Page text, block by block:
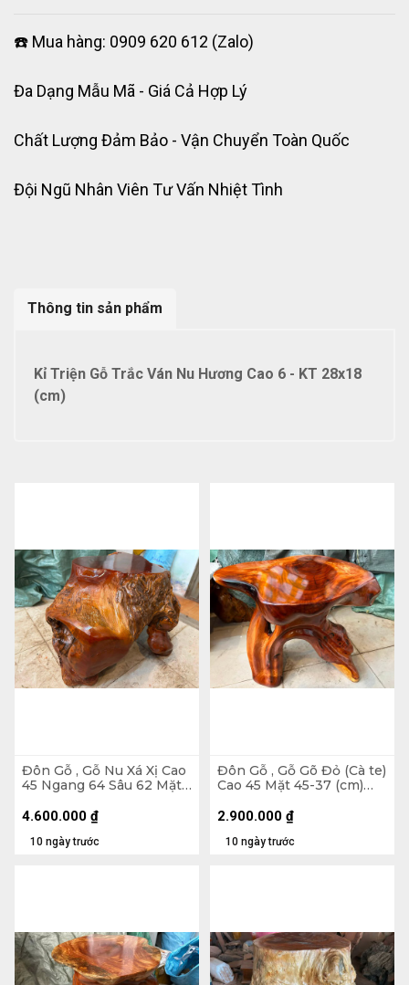
☎️ Mua hàng: 0909 620 612 (Zalo)
Đa Dạng Mẫu Mã - Giá Cả Hợp Lý
Chất Lượng Đảm Bảo - Vận Chuyển Toàn Quốc
Đội Ngũ Nhân Viên Tư Vấn Nhiệt Tình
Thông tin sản phẩm
Kỉ Triện Gỗ Trắc Ván Nu Hương Cao 6 - KT 28x18
(cm)
Đôn Gỗ , Gỗ Nu Xá Xị Cao
45 Ngang 64 Sâu 62 Mặt
10 ngày trước
4.600.000 ₫
Đôn Gỗ , Gỗ Gõ Đỏ (Cà te)
Cao 45 Mặt 45-37 (cm)
10 ngày trước
2.900.000 ₫